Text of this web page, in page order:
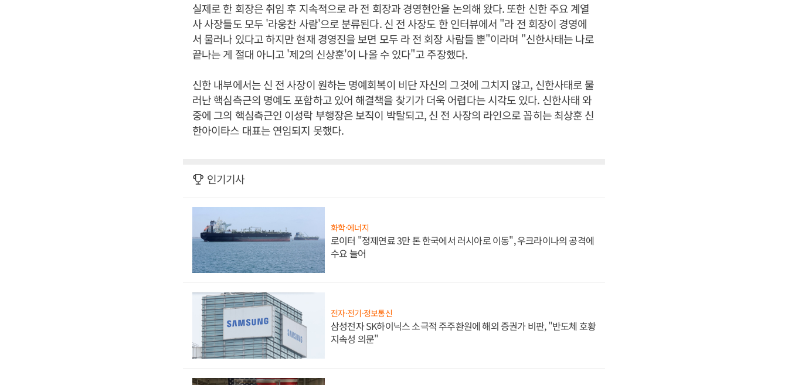
실제로 한 회장은 취임 후 지속적으로 라 전 회장과 경영현안을 논의해 왔다. 또한 신한 주요 계열
사 사장들도 모두 '라웅찬 사람'으로 분류된다. 신 전 사장도 한 인터뷰에서 "라 전 회장이 경영에
서 물러나 있다고 하지만 현재 경영진을 보면 모두 라 전 회장 사람들 뿐"이라며 "신한사태는 나로
끝나는 게 절대 아니고 '제2의 신상훈'이 나올 수 있다"고 주장했다.
신한 내부에서는 신 전 사장이 원하는 명예회복이 비단 자신의 그것에 그치지 않고, 신한사태로 물
러난 핵심측근의 명예도 포함하고 있어 해결책을 찾기가 더욱 어렵다는 시각도 있다. 신한사태 와
중에 그의 핵심측근인 이성락 부행장은 보직이 박탈되고, 신 전 사장의 라인으로 꼽히는 최상훈 신
한아이타스 대표는 연임되지 못했다.
인기기사
화학·에너지
로이터 "정제연료 3만 톤 한국에서 러시아로 이동", 우크라이나의 공격에
수요 늘어
전자·전기·정보통신
삼성전자 SK하이닉스 소극적 주주환원에 해외 증권가 비판, "반도체 호황
지속성 의문"